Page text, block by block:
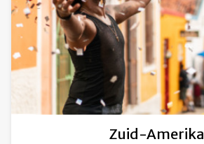
Zuid-Amerika